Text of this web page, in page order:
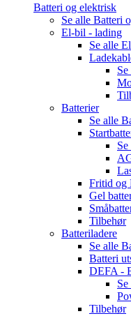
Batteri og elektrisk
Se alle Batteri
El-bil - lading
Se alle
Batterier
Se alle
Fritid og
Gel
Tilbehør
Batteriladere
Se alle
Batteri
DEFA -
Tilbehør